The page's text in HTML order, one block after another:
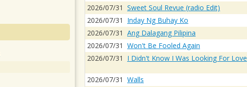
2026/07/31 Sweet Soul Revue (radio Edit)
2026/07/31 Inday Ng Buhay Ko
2026/07/31 Ang Dalagang Pilipina
2026/07/31 Won't Be Fooled Again
2026/07/31 I Didn't Know I Was Looking For Love
2026/07/31 Walls